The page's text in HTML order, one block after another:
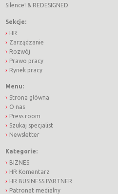
Silence! & REDESIGNED
Sekcje:
HR
Zarządzanie
Rozwój
Prawo pracy
Rynek pracy
Menu:
Strona główna
O nas
Press room
Szukaj specjalist
Newsletter
Kategorie:
BIZNES
HR Komentarz
HR BUSINESS PARTNER
Patronat medialny